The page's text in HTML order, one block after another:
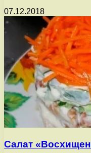
07.12.2018
Салат